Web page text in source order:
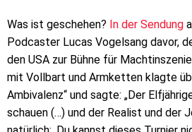
Was ist geschehen? In der Sendung
Podcaster Lucas Vogelsang davor,
den USA zur Bühne für
mit Vollbart und Armketten klagte
Ambivalenz“ und sagte: „Der
schauen (…) und der Realist und der